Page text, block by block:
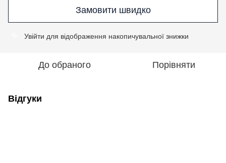
Замовити швидко
Увійти для відображення накопичувальної знижки
До обраного Порівняти
Відгуки